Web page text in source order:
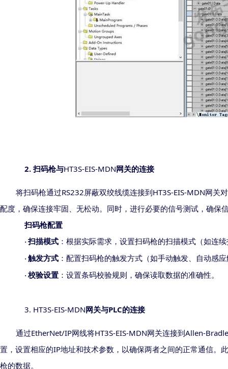
2.扫码枪与HT3S-EIS-MDN 网关的连接
将扫码枪通过RS232屏蔽双绞线缆连接到 HT3S-EIS-MDN网关
配度，确保连接牢固、无松动。
同时，进行必要的信号测试，确保
扫码枪配置
·扫描模式 ：根据实际需求，设置扫码枪的扫描模式（如连
· 触发方式 ：配置扫码枪的触发方式（如手动触发、自动感
· 校验设置 ：设置条码校验规则，确保读取数据的准确性。
3. HT3S-EIS-MDN 网关与PLC的连接
通过EtherNet/IP网线将HT3S-EIS-MDN网关连接到 Allen-
置，设置相应的IP地址和技术参数 ，以确保两者之间的正常通信。
枪的数据。